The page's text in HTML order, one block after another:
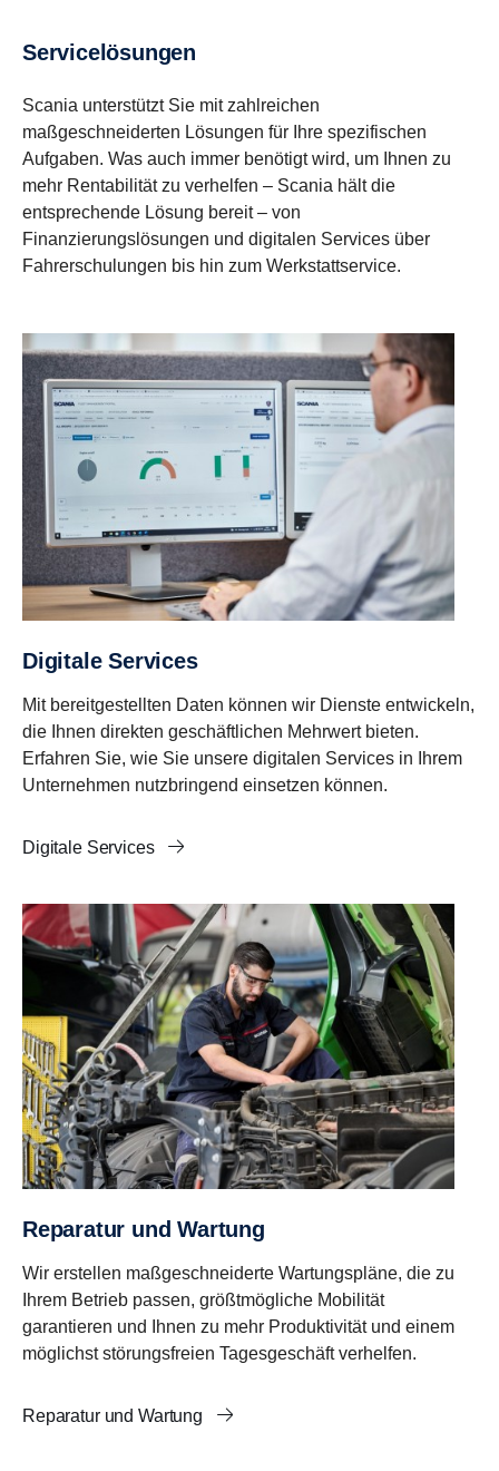
Servicelösungen
Scania unterstützt Sie mit zahlreichen
maßgeschneiderten Lösungen für Ihre spezifischen
Aufgaben. Was auch immer benötigt wird, um Ihnen zu
mehr Rentabilität zu verhelfen – Scania hält die
entsprechende Lösung bereit – von
Finanzierungslösungen und digitalen Services über
Fahrerschulungen bis hin zum Werkstattservice.
Digitale Services
Mit bereitgestellten Daten können wir Dienste entwickeln,
die Ihnen direkten geschäftlichen Mehrwert bieten.
Erfahren Sie, wie Sie unsere digitalen Services in Ihrem
Unternehmen nutzbringend einsetzen können.
Digitale Services
Reparatur und Wartung
Wir erstellen maßgeschneiderte Wartungspläne, die zu
Ihrem Betrieb passen, größtmögliche Mobilität
garantieren und Ihnen zu mehr Produktivität und einem
möglichst störungsfreien Tagesgeschäft verhelfen.
Reparatur und Wartung